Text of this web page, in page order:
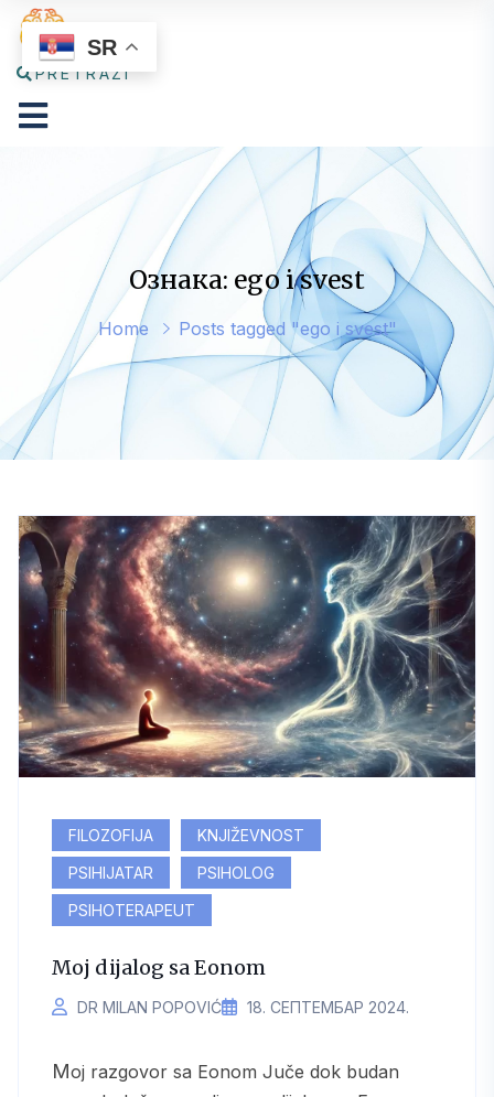
PRETRAŽI
Ознака: ego i svest
Home Posts tagged "ego i svest"
FILOZOFIJA
KNJIŽEVNOST
PSIHIJATAR
PSIHOLOG
PSIHOTERAPEUT
Moj dijalog sa Eonom
DR MILAN POPOVIĆ 18. СЕПТЕМБАР 2024.
Moj razgovor sa Eonom Juče dok budan
SR